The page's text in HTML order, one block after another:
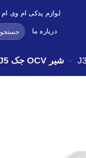
لوازم یدکی ام وی ام
درباره ما
جستجو
برای:
- شیر OCV جک J5 دنده,S3 اتومات ,J4 اتومات